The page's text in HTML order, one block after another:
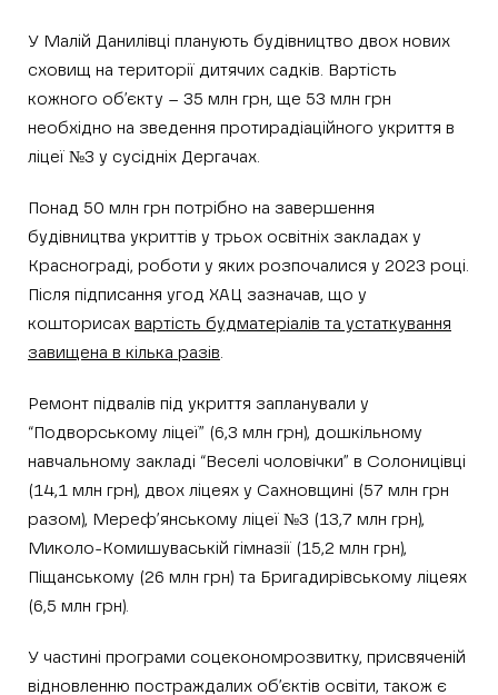
У Малій Данилівці планують будівництво двох нових
сховищ на території дитячих садків. Вартість
кожного об’єкту – 35 млн грн, ще 53 млн грн
необхідно на зведення протирадіаційного укриття в
ліцеї №3 у сусідніх Дергачах.
Понад 50 млн грн потрібно на завершення
будівництва укриттів у трьох освітніх закладах у
Краснограді, роботи у яких розпочалися у 2023 році.
Після підписання угод ХАЦ зазначав, що у
кошторисах вартість будматеріалів та устаткування
завищена в кілька разів
Ремонт підвалів під укриття запланували у
“Подворському ліцеї” (6,3 млн грн), дошкільному
навчальному закладі “Веселі чоловічки” в Солоницівці
(14,1 млн грн), двох ліцеях у Сахновщині (57 млн грн
разом), Мереф’янському ліцеї №3 (13,7 млн грн),
Миколо-Комишуваській гімназії (15,2 млн грн),
Піщанському (26 млн грн) та Бригадирівському ліцеях
(6,5 млн грн).
У частині програми соцекономрозвитку, присвяченій
відновленню постраждалих об’єктів освіти, також є